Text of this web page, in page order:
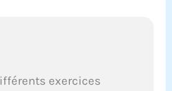
exercices